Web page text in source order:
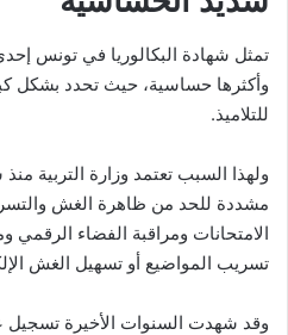
تمثل شهادة البكالوريا في تونس
وأكثرها حساسية، حيث تحدد بشكل
للتلاميذ.
ولهذا السبب تعتمد وزارة التربية
مشددة للحد من ظاهرة الغش
الامتحانات ومراقبة الفضاء
تسريب المواضيع أو تسهيل الغش
وقد شهدت السنوات الأخيرة تسجيل